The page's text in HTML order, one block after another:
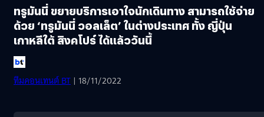
ทรูมันนี่ ขยายบริการเอาใจนักเดินทาง สามารถใช้จ่าย
ด้วย ‘ทรูมันนี่ วอลเล็ต’ ในต่างประเทศ ทั้ง ญี่ปุ่น
เกาหลีใต้ สิงคโปร์ ได้แล้ววันนี้
ทีมคอนเทนต์ BT | 18/11/2022